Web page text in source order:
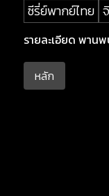
ซีรี่ย์พากย์ไทย
รายละเอียด พาน
หลัก